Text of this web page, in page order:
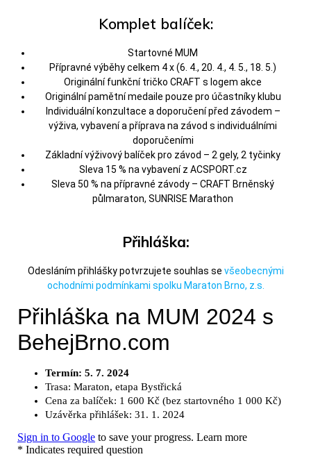
Komplet balíček:
Startovné MUM
Přípravné výběhy celkem 4 x (6. 4., 20. 4., 4. 5., 18. 5.)
Originální funkční tričko CRAFT s logem akce
Originální pamětní medaile pouze pro účastníky klubu
Individuální konzultace a doporučení před závodem –
výživa, vybavení a příprava na závod s individuálními
doporučeními
Základní výživový balíček pro závod – 2 gely, 2 tyčinky
Sleva 15 % na vybavení z ACSPORT.cz
Sleva 50 % na přípravné závody – CRAFT Brněnský
půlmaraton, SUNRISE Marathon
Přihláška:
Odesláním přihlášky potvrzujete souhlas se všeobecnými
ochodními podmínkami spolku Maraton Brno, z.s.